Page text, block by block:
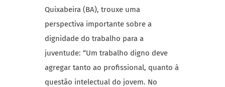
Quixabeira (BA), trouxe uma
perspectiva importante sobre a
dignidade do trabalho para a
juventude: “Um trabalho digno deve
agregar tanto ao profissional, quanto à
questão intelectual do jovem. No